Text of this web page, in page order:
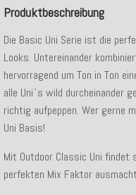
Produktbeschreibung
Die Basic Uni Serie ist die
Looks. Untereinander
hervorragend um Ton in Ton
alle Uni`s wild durcheinander
richtig aufpeppen. Wer gerne
Uni Basis!
Mit Outdoor Classic Uni findet
perfekten Mix Faktor